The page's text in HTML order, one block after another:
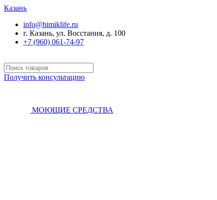
Казань
info@himiklife.ru
г. Казань, ул. Восстания, д. 100
+7 (960) 061-74-97
Получить консультацию
МОЮЩИЕ СРЕДСТВА